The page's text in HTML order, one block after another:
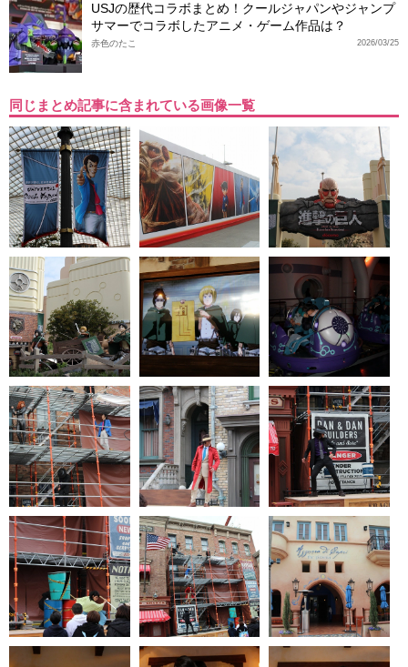
USJの歴代コラボまとめ！クールジャパンやジャンプ
サマーでコラボしたアニメ・ゲーム作品は？
2026/03/25
赤色のたこ
同じまとめ記事に含まれている画像一覧